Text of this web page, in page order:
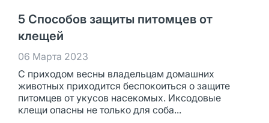
5 Способов защиты питомцев от
клещей
06 Марта 2023
С приходом весны владельцам домашних
животных приходится беспокоиться о защите
питомцев от укусов насекомых. Иксодовые
клещи опасны не только для соба...